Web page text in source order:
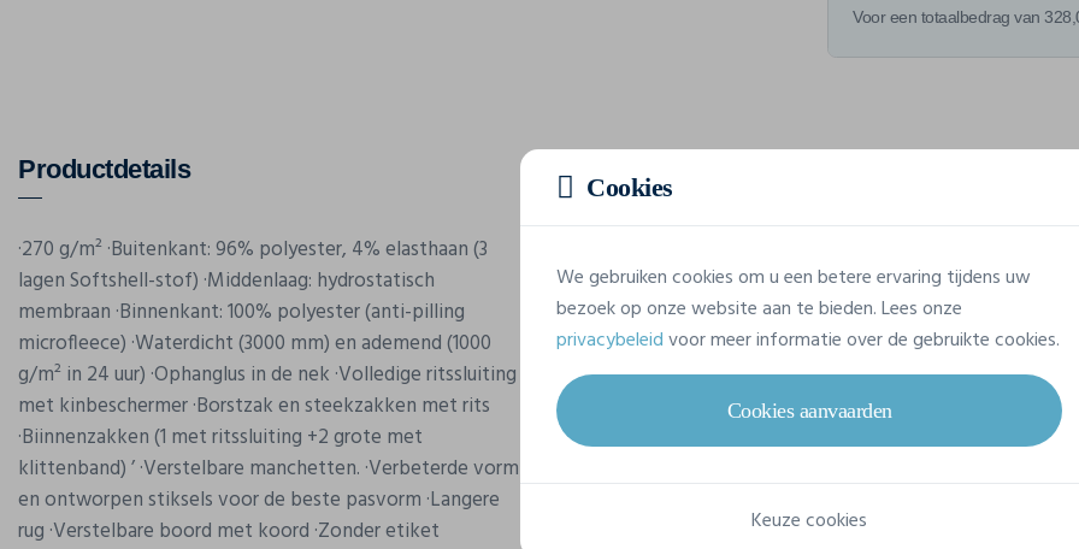
Voor een totaalbedrag van
Productdetails
·270 g/m² ·Buitenkant: 96% polyester, 4% elasthaan (3
lagen Softshell-stof) ·Middenlaag: hydrostatisch
membraan ·Binnenkant: 100% polyester (anti-pilling
microfleece) ·Waterdicht (3000 mm) en ademend (1000
g/m² in 24 uur) ·Ophanglus in de nek ·Volledige ritssluiting
met kinbeschermer ·Borstzak en steekzakken met rits
·Biinnenzakken (1 met ritssluiting +2 grote met
klittenband) ’ ·Verstelbare manchetten. ·Verbeterde vorm
en ontworpen stiksels voor de beste pasvorm ·Langere
rug ·Verstelbare boord met koord ·Zonder etiket
Eigenschappen
Referentie
SGSOFTSHELL
Cookies
We gebruiken cookies om u een betere ervaring tijdens uw
bezoek op onze website aan te bieden. Lees onze
privacybeleidvoor meer informatie over de gebruikte cookies.
Cookies aanvaarden
Keuze cookies